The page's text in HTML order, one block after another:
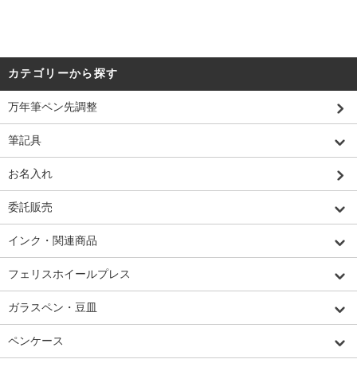
カテゴリーから探す
万年筆ペン先調整
筆記具
お名入れ
委託販売
インク・関連商品
フェリスホイールプレス
ガラスペン・豆皿
ペンケース